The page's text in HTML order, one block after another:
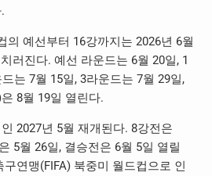
의 예선부터 16강까지는 2026년 6월
러진다. 예선 라운드는 6월 20일, 1
는 7월 15일, 3라운드는 7월 29일,
8월 19일 열린다.
2027년 5월 재개된다. 8강전은
5월 26일, 결승전은 6월 5일 열릴
연맹(FIFA) 북중미 월드컵으로 인